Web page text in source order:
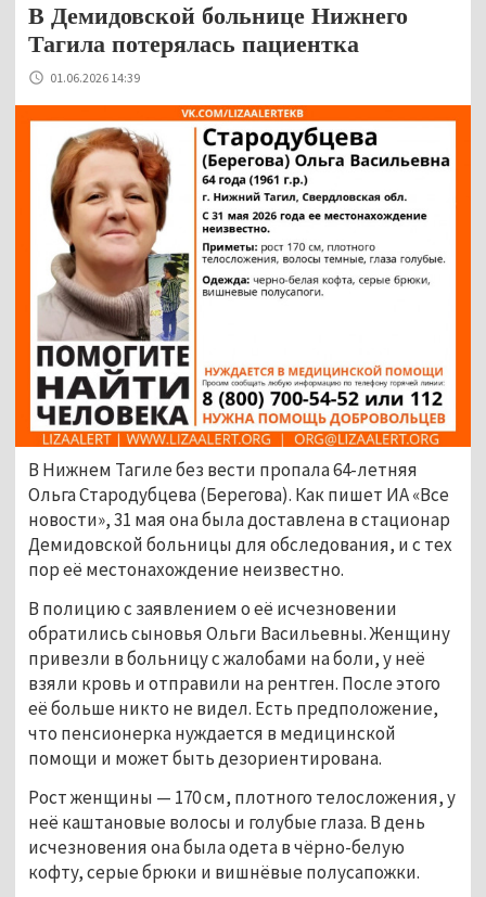
В Демидовской больнице Нижнего
Тагила потерялась пациентка
01.06.2026 14:39
В Нижнем Тагиле без вести пропала 64-летняя
Ольга Стародубцева (Берегова). Как пишет ИА «Все
новости», 31 мая она была доставлена в стационар
Демидовской больницы для обследования, и с тех
пор её местонахождение неизвестно.
В полицию с заявлением о её исчезновении
обратились сыновья Ольги Васильевны. Женщину
привезли в больницу с жалобами на боли, у неё
взяли кровь и отправили на рентген. После этого
её больше никто не видел. Есть предположение,
что пенсионерка нуждается в медицинской
помощи и может быть дезориентирована.
Рост женщины — 170 см, плотного телосложения, у
неё каштановые волосы и голубые глаза. В день
исчезновения она была одета в чёрно-белую
кофту, серые брюки и вишнёвые полусапожки.